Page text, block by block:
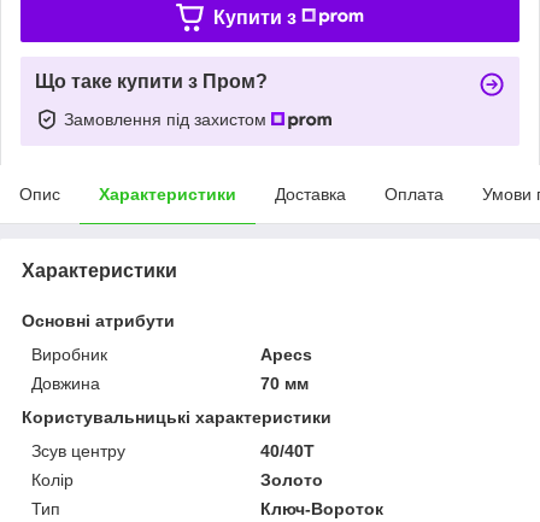
Купити з
Що таке купити з Пром?
Замовлення під захистом
Опис Характеристики Доставка Оплата Умови
Характеристики
Основні атрибути
Виробник
Apecs
Довжина
70 мм
Користувальницькі характеристики
Зсув центру
40/40Т
Колір
Золото
Тип
Ключ-Вороток